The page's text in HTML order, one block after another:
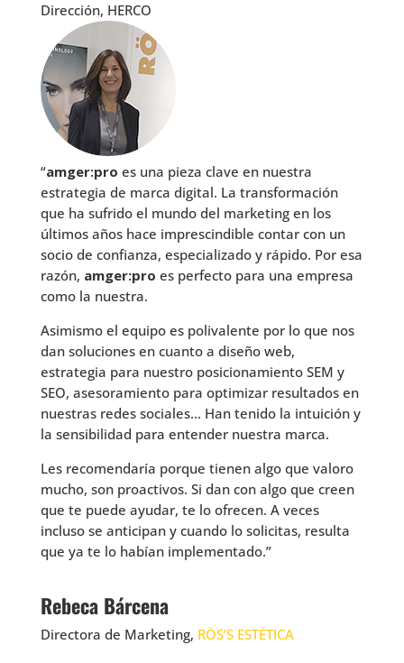
Dirección, HERCO
“amger:pro es una pieza clave en nuestra
estrategia de marca digital. La transformación
que ha sufrido el mundo del marketing en los
últimos años hace imprescindible contar con un
socio de confianza, especializado y rápido. Por esa
razón, amger:pro es perfecto para una empresa
como la nuestra.
Asimismo el equipo es polivalente por lo que nos
dan soluciones en cuanto a diseño web,
estrategia para nuestro posicionamiento SEM y
SEO, asesoramiento para optimizar resultados en
nuestras redes sociales… Han tenido la intuición y
la sensibilidad para entender nuestra marca.
Les recomendaría porque tienen algo que valoro
mucho, son proactivos. Si dan con algo que creen
que te puede ayudar, te lo ofrecen. A veces
incluso se anticipan y cuando lo solicitas, resulta
que ya te lo habían implementado.”
Rebeca Bárcena
Directora de Marketing, RÖS’S ESTÉTICA